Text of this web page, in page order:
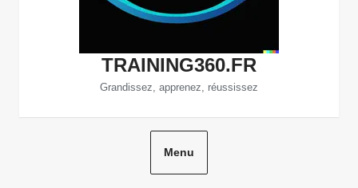
TRAINING360.FR
Grandissez, apprenez, réussissez
Menu